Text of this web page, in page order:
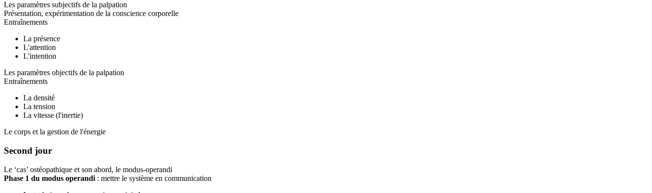
Les paramètres subjectifs de la palpation
Présentation, expérimentation de la conscience corporelle
Entraînements
La présence
L'attention
L'intention
Les paramètres objectifs de la palpation
Entraînements
La densité
La tension
La vitesse (l'inertie)
Le corps et la gestion de l'énergie
Second jour
Le ‘cas’ ostéopathique et son abord, le modus-operandi
Phase 1 du modus operandi : mettre le système en communication